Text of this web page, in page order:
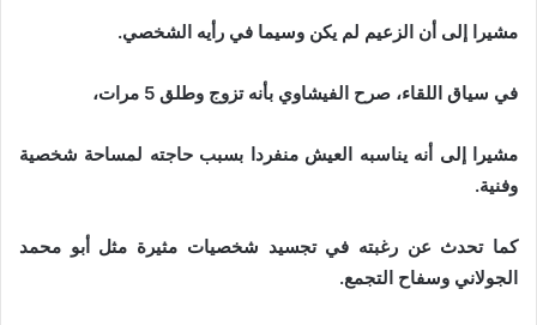
مشيرا إلى أن الزعيم لم يكن وسيما في رأيه الشخصي.
في سياق اللقاء، صرح الفيشاوي بأنه تزوج وطلق 5 مرات،
مشيرا إلى أنه يناسبه العيش منفردا بسبب حاجته لمساحة شخصية
وفنية.
كما تحدث عن رغبته في تجسيد شخصيات مثيرة مثل أبو محمد
الجولاني وسفاح التجمع.